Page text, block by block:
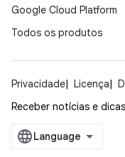
Google Cloud Platform
Todos os produtos
Privacidade Licença
Receber notícias e